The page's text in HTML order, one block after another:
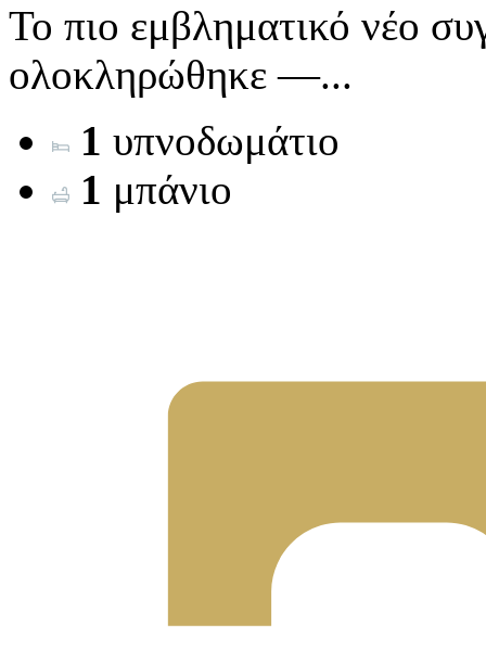
Το πιο εμβληματικό νέο
ολοκληρώθηκε —...
1 υπνοδωμάτιο
1 μπάνιο